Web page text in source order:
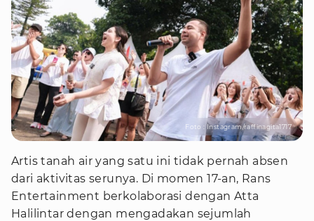
Foto : Instagram/raffinagita1717
Artis tanah air yang satu ini tidak pernah absen
dari aktivitas serunya. Di momen 17-an, Rans
Entertainment berkolaborasi dengan Atta
Halilintar dengan mengadakan sejumlah